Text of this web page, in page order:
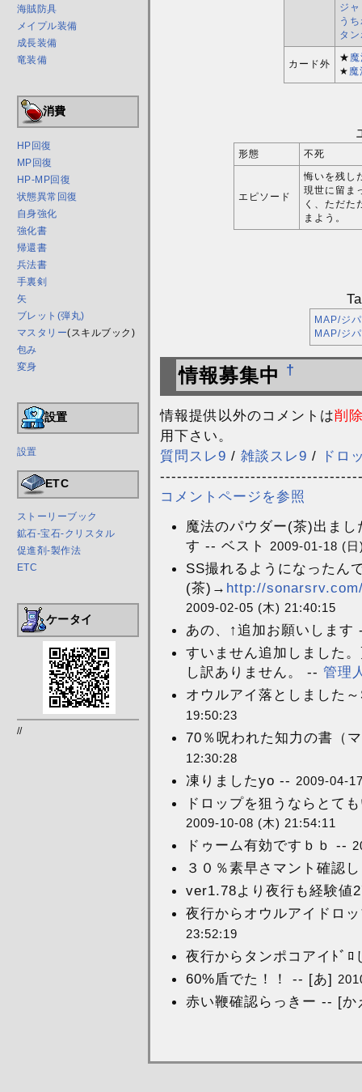
海賊防具
メイプル装備
成長装備
竜装備
消費
HP回復
MP回復
HP-MP回復
状態異常回復
自身強化
強化書
帰還書
兵法書
手裏剣
矢
ブレット(弾丸)
マスタリー(スキルブック)
包み
変身
設置
設置
ETC
ストーリーブック
鉱石-宝石-クリスタル
促進剤-製作法
ETC
ケータイ
//
ジ
う
タ
カード外
★
★
形態 不死
エピソード
悔いを残し
現世に留ま
く、ただた
まよう。
MAP/ジ
MAP/ジ
情報募集中 †
情報提供以外のコメントは削
用下さい。
質問スレ9 / 雑談スレ9 /
ドロ
コメントページを参照
魔法のパウダー(茶)出ま
す -- ベスト
2009-01-18 (
SS撮れるようになったん
(茶)→ http://
2009-02-05 (木) 21:40:15
あの、↑追加お願いしま
すいません追加しました
し訳ありません。 -- 管理
オウルアイ落としました
19:50:23
70％呪われた知力の書（
12:30:28
凍りましたyo -- 2009-04-
ドロップを狙うならとて
2009-10-08 (木) 21:54:11
ドゥーム有効ですｂｂ --
３０％素早さマント確認
ver1.78より夜行も経験値
夜行からオウルアイドロ
23:52:19
夜行からタンポコアイﾄﾞ
60%盾でた！！ -- [あ]
赤い鞭確認らっきー -- [